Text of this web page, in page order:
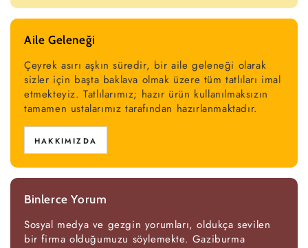
Aile Geleneği
Çeyrek asırı aşkın süredir, bir aile geleneği olarak
sizler için başta baklava olmak üzere tüm tatlıları imal
etmekteyiz. Tatlılarımız; hazır ürün kullanılmaksızın
tamamen ustalarımız tarafından hazırlanmaktadır.
HAKKIMIZDA
Binlerce Yorum
Sosyal medya ve gezgin yorumları, oldukça sevilen
bir firma olduğumuzu söylemekte. Gaziburma